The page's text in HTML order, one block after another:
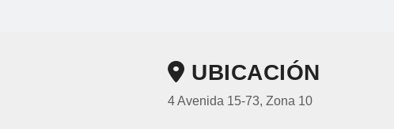
UBICACIÓN
4 Avenida 15-73, Zona 10